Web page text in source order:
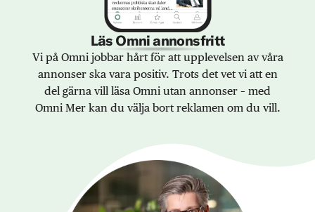
Läs Omni annonsfritt
Vi på Omni jobbar hårt för att upplevelsen av våra
annonser ska vara positiv. Trots det vet vi att en
del gärna vill läsa Omni utan annonser – med
Omni Mer kan du välja bort reklamen om du vill.